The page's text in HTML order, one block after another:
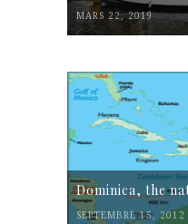
MARS 22, 2019
Dominica, the
SEPTEMBRE 15, 2012